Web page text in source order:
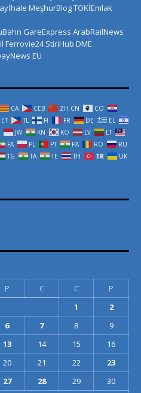
MeşhurBlogTOKİEmlak
GareExpress ArabRailNews
Ferrovie24 StiriHub DME
EU
CA CEB ZH-CN
CO
ET TL FI FR DE
EL
JW KN KO LV
LT
FA PL PT PA RO
RU
TG TA TE TH TR
UK
P C C
P
1
2
6 7 8
9
13 14 15
16
20 21 22
23
27 28 29 30